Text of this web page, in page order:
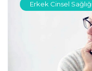
Erkek Cinsel Sağlığı